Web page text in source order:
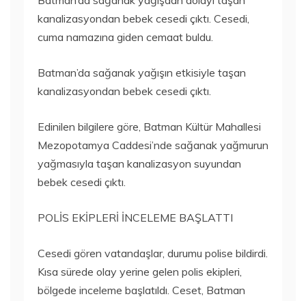
kanalizasyondan bebek cesedi çıktı. Cesedi,
cuma namazına giden cemaat buldu.
Batman’da sağanak yağışın etkisiyle taşan
kanalizasyondan bebek cesedi çıktı.
Edinilen bilgilere göre, Batman Kültür Mahallesi
Mezopotamya Caddesi’nde sağanak yağmurun
yağmasıyla taşan kanalizasyon suyundan
bebek cesedi çıktı.
POLİS EKİPLERİ İNCELEME BAŞLATTI
Cesedi gören vatandaşlar, durumu polise bildirdi.
Kısa sürede olay yerine gelen polis ekipleri,
bölgede inceleme başlatıldı. Ceset, Batman